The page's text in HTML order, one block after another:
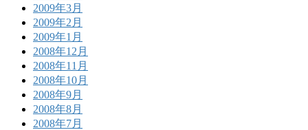
2009年3月
2009年2月
2009年1月
2008年12月
2008年11月
2008年10月
2008年9月
2008年8月
2008年7月